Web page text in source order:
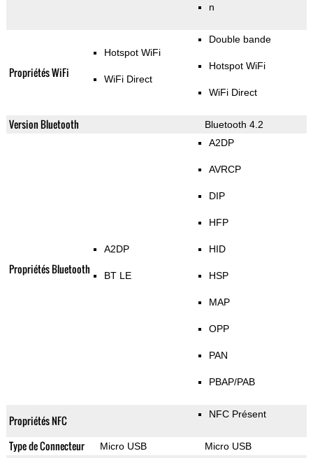
n
Propriétés WiFi
Hotspot WiFi
WiFi Direct
Double bande
Hotspot WiFi
WiFi Direct
Version Bluetooth Bluetooth 4.2
Propriétés Bluetooth
A2DP
BT LE
A2DP
AVRCP
DIP
HFP
HID
HSP
MAP
OPP
PAN
PBAP/PAB
Propriétés NFC NFC Présent
Type de Connecteur Micro USB Micro USB